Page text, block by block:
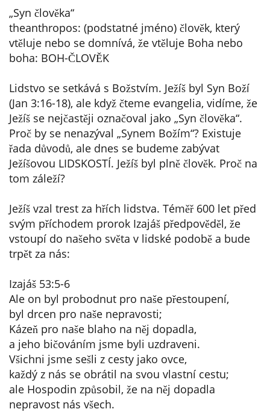
„Syn člověka“
theanthropos: (podstatné jméno) člověk, který
vtěluje nebo se domnívá, že vtěluje Boha nebo
boha: BOH-ČLOVĚK
Lidstvo se setkává s Božstvím. Ježíš byl Syn Boží
(Jan 3:16-18), ale když čteme evangelia, vidíme, že
Ježíš se nejčastěji označoval jako „Syn člověka“.
Proč by se nenazýval „Synem Božím“? Existuje
řada důvodů, ale dnes se budeme zabývat
Ježíšovou LIDSKOSTÍ. Ježíš byl plně člověk. Proč na
tom záleží?
Ježíš vzal trest za hřích lidstva. Téměř 600 let před
svým příchodem prorok Izajáš předpověděl, že
vstoupí do našeho světa v lidské podobě a bude
trpět za nás:
Izajáš 53:5-6
Ale on byl probodnut pro naše přestoupení,
byl drcen pro naše nepravosti;
Kázeň pro naše blaho na něj dopadla,
a jeho bičováním jsme byli uzdraveni.
Všichni jsme sešli z cesty jako ovce,
každý z nás se obrátil na svou vlastní cestu;
ale Hospodin způsobil, že na něj dopadla
nepravost nás všech.